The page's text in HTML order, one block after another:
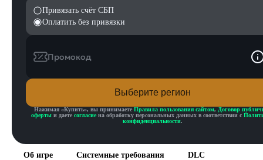
Об игре Системные требования DLC
Привязать счёт СБП
Оплатить без привязки
Промокод
Выберите регион
Нажимая «Купить», вы принимаете Правила пользования сайтом, Договор
оферты и даете согласие на обработку персональных данных в соответствии с
конфиденциальности.